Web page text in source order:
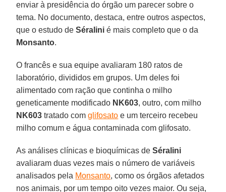
enviar à presidência do órgão um parecer sobre o
tema. No documento, destaca, entre outros aspectos,
que o estudo deSéralini é mais completo que o da
Monsanto.
O francês e sua equipe avaliaram 180 ratos de
laboratório, divididos em grupos. Um deles foi
alimentado com ração que continha o milho
geneticamente modificado NK603, outro, com milho
NK603 tratado comglifosato e um terceiro recebeu
milho comum e água contaminada com glifosato.
As análises clínicas e bioquímicas deSéralini
avaliaram duas vezes mais o número de variáveis
analisados pela Monsanto, como os órgãos afetados
nos animais, por um tempo oito vezes maior. Ou seja,